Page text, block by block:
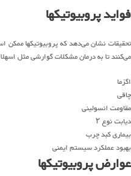
فواید پروبیوتیکها
می‌کنند تا به درمان مشکلات گوارشی مثل
اگزما
چاقی
مقاومت انسولینی
دیابت نوع ۲
بیماری کبد چرب
بهبود عملکرد سیستم ایمنی
عوارض پروبیوتیکها